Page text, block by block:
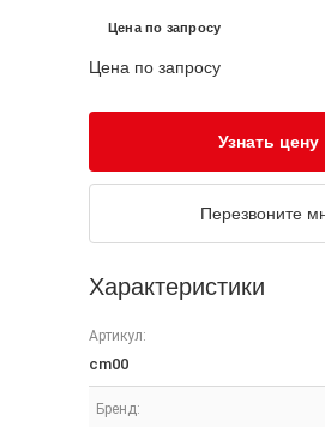
Цена по запросу
Цена по запросу
Узнать цену
Перезвоните
Характеристики
Артикул:
cm00
Бренд: